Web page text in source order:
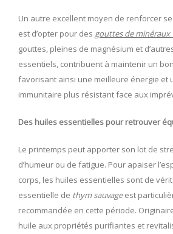
Un autre excellent moyen de renforcer
est d’opter pour des gouttes de minéraux
gouttes, pleines de magnésium et
essentiels, contribuent à maintenir un
favorisant ainsi une meilleure énergie et
immunitaire plus résistant face aux
Des huiles essentielles pour retrouver
Le printemps peut apporter son lot de
d’humeur ou de fatigue. Pour apaiser
corps, les huiles essentielles sont de
essentielle de thym sauvageest
recommandée en cette période.
huile aux propriétés purifiantes et